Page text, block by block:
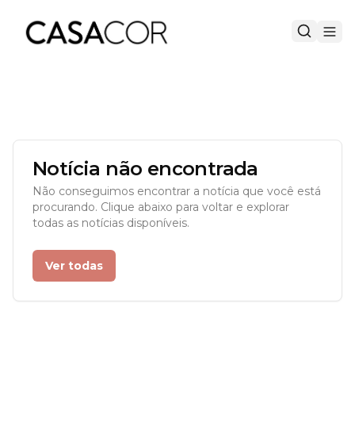
Notícia não encontrada
Não conseguimos encontrar a notícia que você está
procurando. Clique abaixo para voltar e explorar
todas as notícias disponíveis.
Ver todas